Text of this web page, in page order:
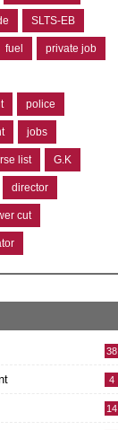
SLTS-EB
fuel private job
police
jobs
list G.K
director
cut
38
4
14